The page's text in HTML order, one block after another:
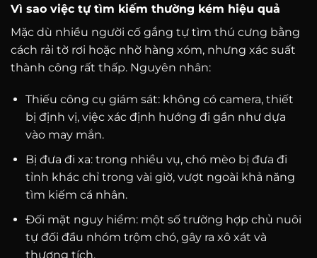
Vì sao việc tự tìm kiếm thường kém hiệu quả
Mặc dù nhiều người cố gắng tự tìm thú cưng bằng
cách rải tờ rơi hoặc nhờ hàng xóm, nhưng xác suất
thành công rất thấp. Nguyên nhân:
Thiếu công cụ giám sát: không có camera, thiết
bị định vị, việc xác định hướng đi gần như dựa
vào may mắn.
Bị đưa đi xa: trong nhiều vụ, chó mèo bị đưa đi
tỉnh khác chỉ trong vài giờ, vượt ngoài khả năng
tìm kiếm cá nhân.
Đối mặt nguy hiểm: một số trường hợp chủ nuôi
tự đối đầu nhóm trộm chó, gây ra xô xát và
thương tích.